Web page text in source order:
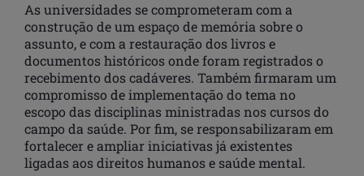
As universidades se comprometeram com a
construção de um espaço de memória sobre o
assunto, e com a restauração dos livros e
documentos históricos onde foram registrados o
recebimento dos cadáveres. Também firmaram um
compromisso de implementação do tema no
escopo das disciplinas ministradas nos cursos do
campo da saúde. Por fim, se responsabilizaram em
fortalecer e ampliar iniciativas já existentes
ligadas aos direitos humanos e saúde mental.